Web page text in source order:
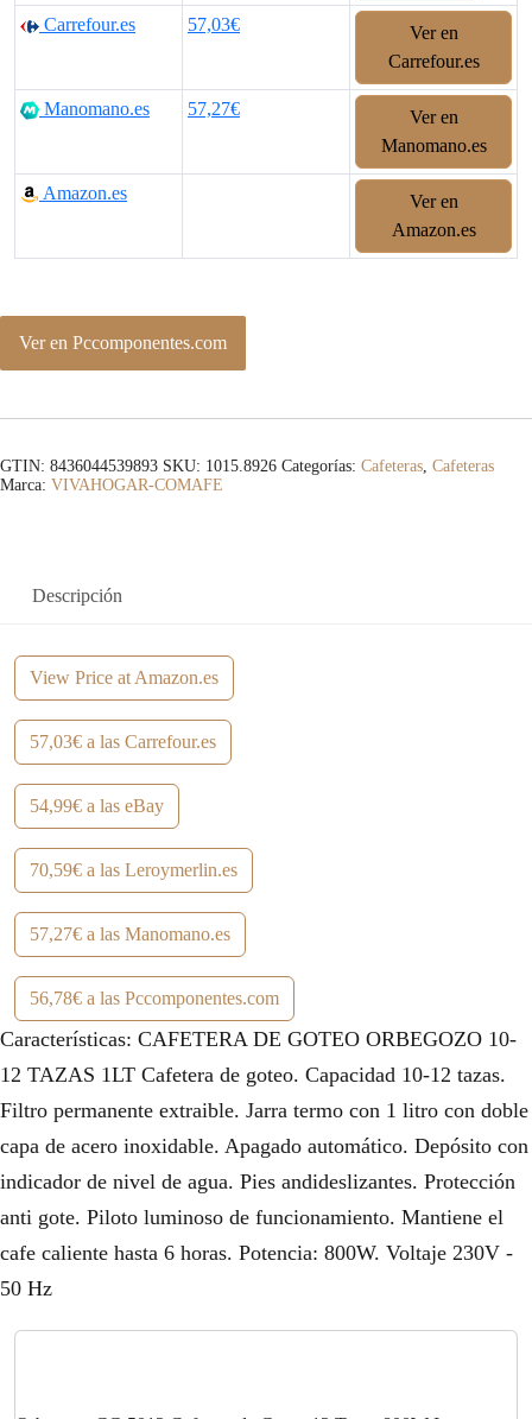
Carrefour.es 57,03€
Ver en
Carrefour.es
Manomano.es 57,27€
Ver en
Manomano.es
Amazon.es
Ver en
Amazon.es
Ver en Pccomponentes.com
GTIN: 8436044539893 SKU: 1015.8926 Categorías: Cafeteras, Cafeteras
Marca: VIVAHOGAR-COMAFE
Descripción
View Price at Amazon.es
57,03€ a las Carrefour.es
54,99€ a las eBay
70,59€ a las Leroymerlin.es
57,27€ a las Manomano.es
56,78€ a las Pccomponentes.com
Características: CAFETERA DE GOTEO ORBEGOZO 10-
12 TAZAS 1LT Cafetera de goteo. Capacidad 10-12 tazas.
Filtro permanente extraible. Jarra termo con 1 litro con doble
capa de acero inoxidable. Apagado automático. Depósito con
indicador de nivel de agua. Pies andideslizantes. Protección
anti gote. Piloto luminoso de funcionamiento. Mantiene el
cafe caliente hasta 6 horas. Potencia: 800W. Voltaje 230V -
50 Hz